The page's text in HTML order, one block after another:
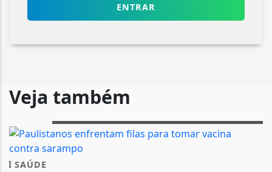
ENTRAR
Veja também
SAÚDE